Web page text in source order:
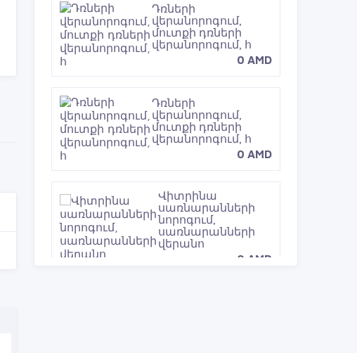
Դռների
վերանորոգում,
մուտքի դռների
վերանորոգում, հ
0 AMD
Դռների
վերանորոգում,
մուտքի դռների
վերանորոգում, հ
0 AMD
Վիտրինա
սառնարանների
նորոգում,
սառնարանների
վերանո
0 AMD